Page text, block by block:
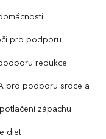
pro podporu
redukce
pro podporu srdce a
zápachu
diet